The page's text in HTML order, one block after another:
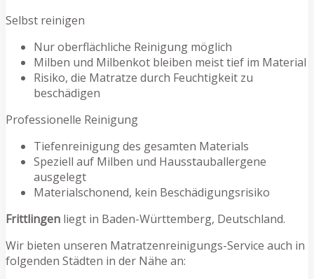
Selbst reinigen
Nur oberflächliche Reinigung möglich
Milben und Milbenkot bleiben meist tief im Material
Risiko, die Matratze durch Feuchtigkeit zu
beschädigen
Professionelle Reinigung
Tiefenreinigung des gesamten Materials
Speziell auf Milben und Hausstauballergene
ausgelegt
Materialschonend, kein Beschädigungsrisiko
Frittlingen liegt in Baden-Württemberg, Deutschland.
Wir bieten unseren Matratzenreinigungs-Service auch in
folgenden Städten in der Nähe an: